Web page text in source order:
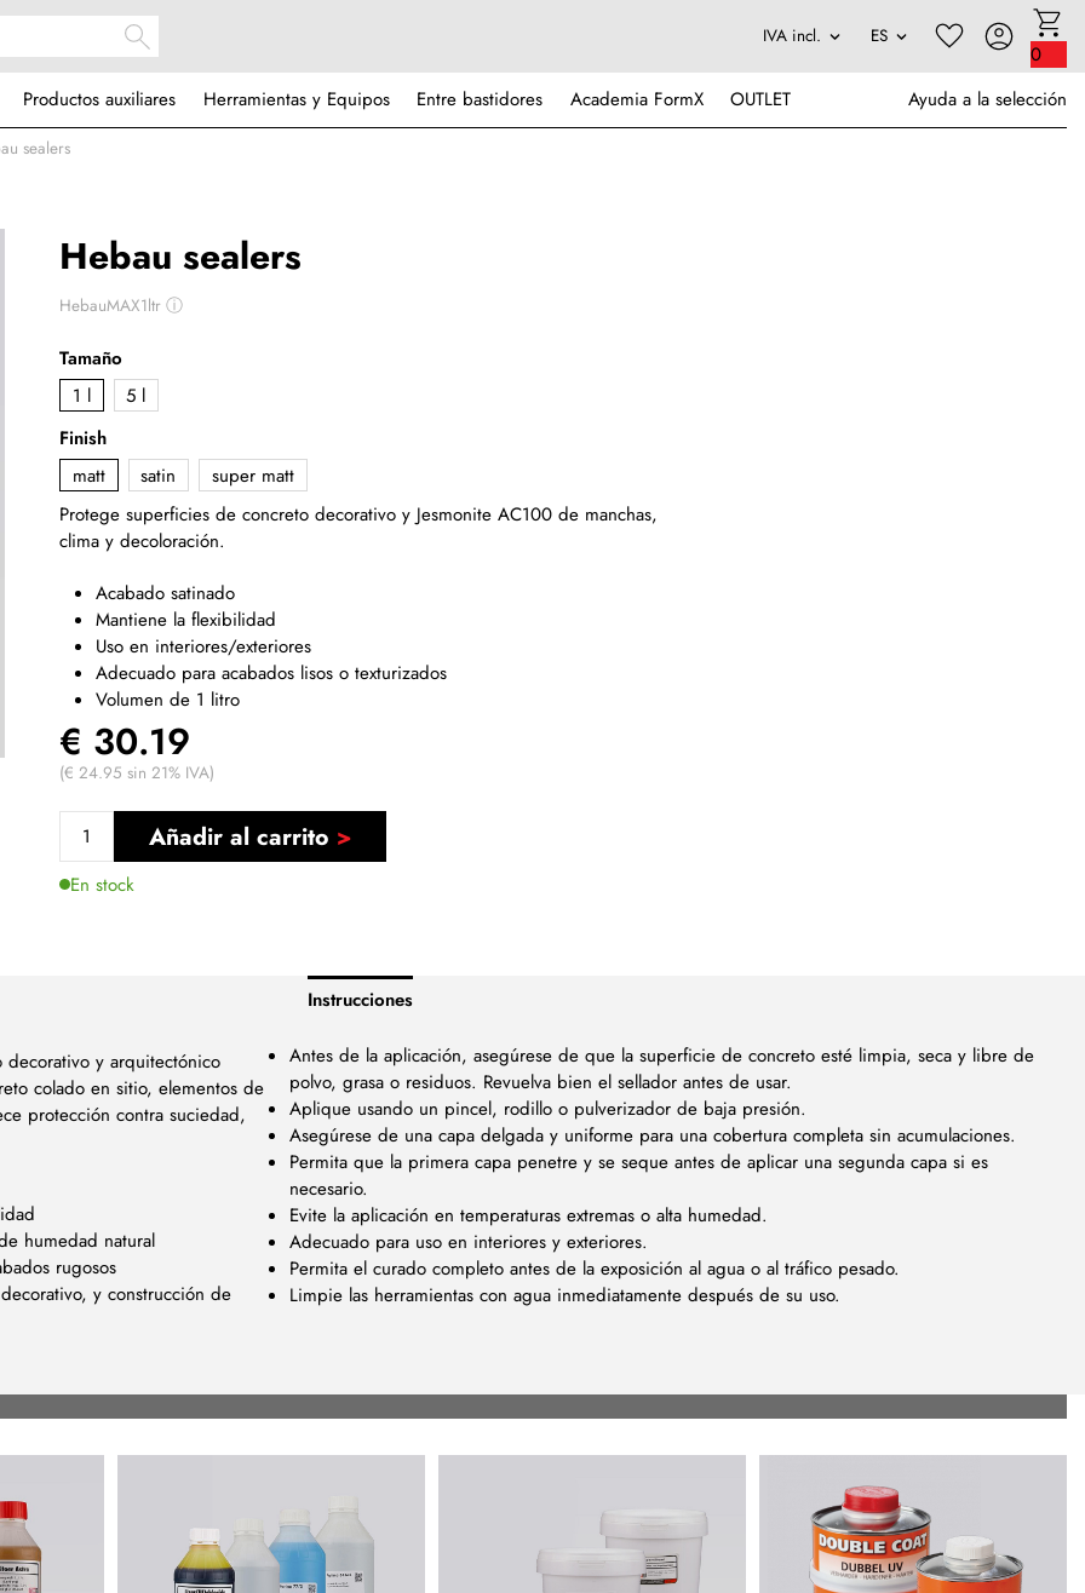
0
Productos auxiliares Herramientas y Equipos Entre bastidores Academia FormX OUTLET Ayuda a la selección
sealers
Hebau sealers
HebauMAX1ltrⓘ
Tamaño
1 l
5 l
Finish
matt
satin
super matt
Protege superficies de concreto decorativo y Jesmonite AC100 de manchas,
clima y decoloración.
Acabado satinado
Mantiene la flexibilidad
Uso en interiores/exteriores
Adecuado para acabados lisos o texturizados
Volumen de 1 litro
€ 30.19
(€ 24.95 sin 21% IVA)
Añadir al carrito
En stock
Instrucciones
decorativo y arquitectónico
colado en sitio, elementos de
protección contra suciedad,
humedad natural
rugosos
y construcción de
Antes de la aplicación, asegúrese de que la superficie de concreto esté limpia, seca y libre de
polvo, grasa o residuos. Revuelva bien el sellador antes de usar.
Aplique usando un pincel, rodillo o pulverizador de baja presión.
Asegúrese de una capa delgada y uniforme para una cobertura completa sin acumulaciones.
Permita que la primera capa penetre y se seque antes de aplicar una segunda capa si es
necesario.
Evite la aplicación en temperaturas extremas o alta humedad.
Adecuado para uso en interiores y exteriores.
Permita el curado completo antes de la exposición al agua o al tráfico pesado.
Limpie las herramientas con agua inmediatamente después de su uso.